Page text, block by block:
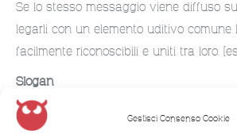
Gestisci Consenso Cookie
Se lo stesso messaggio viene diffuso
legarli con un elemento uditivo comune
facilmente riconoscibili e uniti tra loro.
Slogan
Anche questo metodo è sicuramente
l’unione dei messaggi diffusi tramite